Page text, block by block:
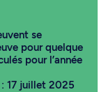
se
pour quelque
pour l’année
17 juillet 2025